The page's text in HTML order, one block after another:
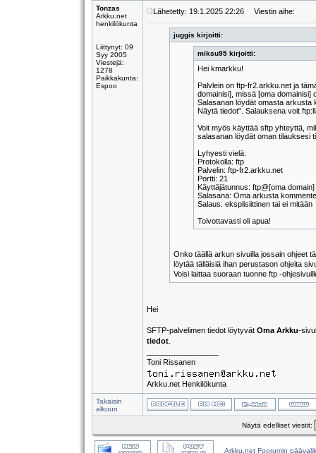
Tonzas
Arkku.net
henkilökunta
Liittynyt: 09
Syy 2005
Viestejä:
1278
Paikkakunta:
Espoo
Lähetetty: 19.1.2025 22:26 Viestin aihe:
juggis kirjoitti:
miksu95 kirjoitti:
Hei kmarkku!
Palvlein on ftp-fr2.arkku.net ja
domainisi], missä [oma
Salasanan löydät omasta arkusta
Näytä tiedot". Salauksena voit
Voit myös käyttää sftp yhteyttä,
salasanan löydät oman tilauksesi
Lyhyesti vielä:
Protokolla: ftp
Palvelin: ftp-fr2.arkku.net
Portti: 21
Käyttäjätunnus: ftp@[oma domain]
Salasana: Oma arkusta
Salaus: eksplisiittinen tai ei mitään
Toivottavasti oli apua!
Onko täällä arkun sivuilla jossain ohjeet
löytää tälläisiä ihan perustason ohjeita
Voisi laittaa suoraan tuonne ftp -
Hei
SFTP-palvelimen tiedot löytyvät Oma Arkku-
tiedot
Toni Rissanen
Arkku.net Henkilökunta
Takaisin
alkuun
Näytä edelliset viestit:
Arkku.net Foorumin